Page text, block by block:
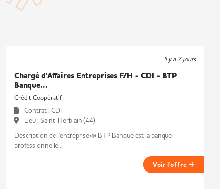
Il y a 7 jours
Chargé d'Affaires Entreprises F/H - CDI - BTP
Banque...
Crédit Coopératif
Contrat : CDI
Lieu : Saint-Herblain (44)
Description de l'entreprise📣 BTP Banque est la banque
professionnelle...
Voir l'offre